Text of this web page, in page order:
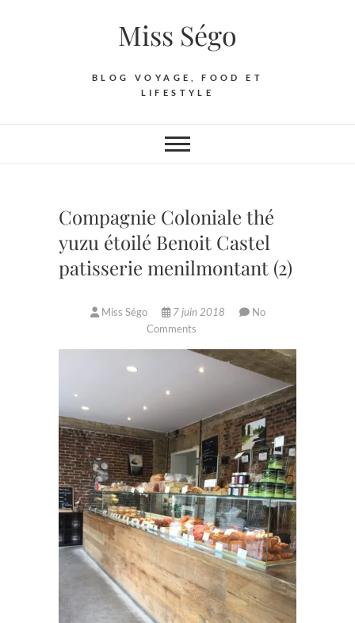
Miss Ségo
BLOG VOYAGE, FOOD ET
LIFESTYLE
Compagnie Coloniale thé
yuzu étoilé Benoit Castel
patisserie menilmontant (2)
Miss Ségo 7 juin 2018
No
Comments